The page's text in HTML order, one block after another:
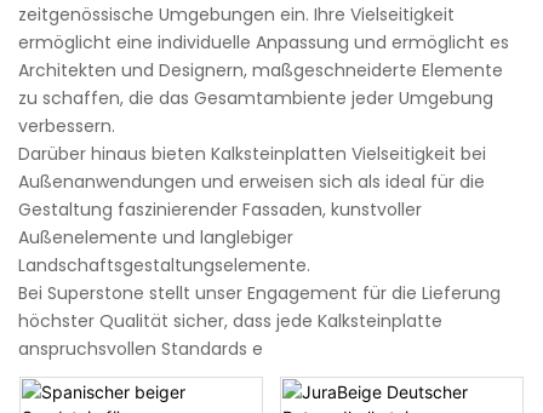
zeitgenössische Umgebungen ein. Ihre Vielseitigkeit
ermöglicht eine individuelle Anpassung und ermöglicht es
Architekten und Designern, maßgeschneiderte Elemente
zu schaffen, die das Gesamtambiente jeder Umgebung
verbessern.
Darüber hinaus bieten Kalksteinplatten Vielseitigkeit bei
Außenanwendungen und erweisen sich als ideal für die
Gestaltung faszinierender Fassaden, kunstvoller
Außenelemente und langlebiger
Landschaftsgestaltungselemente.
Bei Superstone stellt unser Engagement für die Lieferung
höchster Qualität sicher, dass jede Kalksteinplatte
anspruchsvollen Standards e